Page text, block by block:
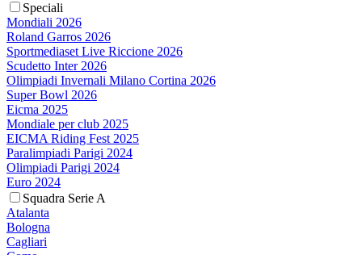
Speciali
Mondiali 2026
Roland Garros 2026
Sportmediaset Live Riccione 2026
Scudetto Inter 2026
Olimpiadi Invernali Milano Cortina 2026
Super Bowl 2026
Eicma 2025
Mondiale per club 2025
EICMA Riding Fest 2025
Paralimpiadi Parigi 2024
Olimpiadi Parigi 2024
Euro 2024
Squadra Serie A
Atalanta
Bologna
Cagliari